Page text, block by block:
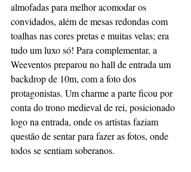
almofadas para melhor acomodar os
convidados, além de mesas redondas com
toalhas nas cores pretas e muitas velas; era
tudo um luxo só! Para complementar, a
Weeventos preparou no hall de entrada um
backdrop de 10m, com a foto dos
protagonistas. Um charme a parte ficou por
conta do trono medieval de rei, posicionado
logo na entrada, onde os artistas faziam
questão de sentar para fazer as fotos, onde
todos se sentiam soberanos.